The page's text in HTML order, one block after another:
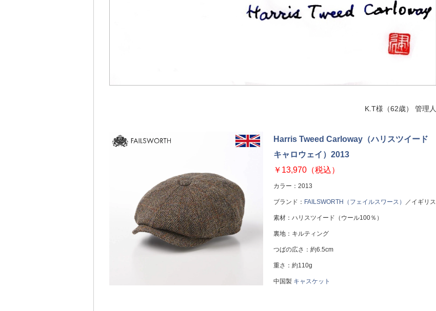
K.T様（62歳） 管理人
Harris Tweed Carloway（ハリスツイード
キャロウェイ）2013
￥13,970（税込）
カラー：2013
ブランド： FAILSWORTH（フェイルスワース） ／イギリス
素材：ハリスツイード（ウール100％）
裏地：キルティング
つばの広さ：約6.5cm
重さ：約110g
中国製 キャスケット